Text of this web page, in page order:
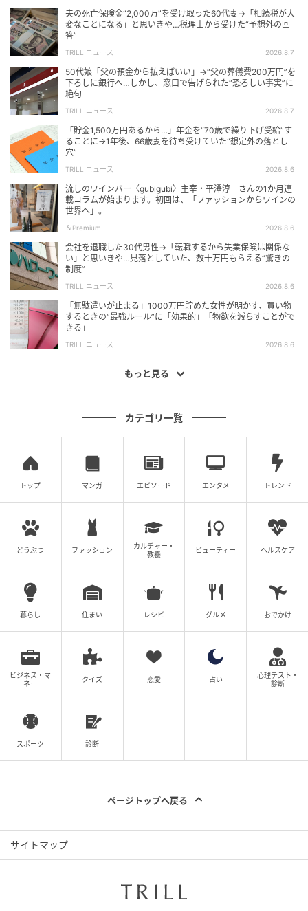
夫の死亡保険金“2,000万”を受け取った60代妻→「相続税が大
変なことになる」と思いきや…税理士から受けた“予想外の回
答”
TRILL ニュース 2026.8.7
50代娘「父の預金から払えばいい」→“父の葬儀費200万円”を
下ろしに銀行へ…しかし、窓口で告げられた“恐ろしい事実”に
絶句
TRILL ニュース 2026.8.7
「貯金1,500万円あるから…」年金を“70歳で繰り下げ受給”す
ることに→1年後、66歳妻を待ち受けていた“想定外の落とし
穴”
TRILL ニュース 2026.8.6
流しのワインバー〈gubigubi〉主宰・平澤淳一さんの1か月連
載コラムが始まります。初回は、「ファッションからワインの
世界へ」。
＆Premium 2026.8.6
会社を退職した30代男性→「転職するから失業保険は関係な
い」と思いきや…見落としていた、数十万円もらえる“驚きの
制度”
TRILL ニュース 2026.8.6
「無駄遣いが止まる」1000万円貯めた女性が明かす、買い物
するときの“最強ルール”に「効果的」「物欲を減らすことがで
きる」
TRILL ニュース 2026.8.6
もっと見る
カテゴリ一覧
トップ マンガ エピソード エンタメ トレンド
どうぶつ ファッション
カルチャー・
教養
ビューティー ヘルスケア
暮らし 住まい レシピ グルメ おでかけ
ビジネス・マ
ネー
クイズ 恋愛 占い
心理テスト・
診断
スポーツ 診断
ページトップへ戻る
サイトマップ